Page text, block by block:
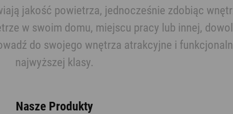
jakość powietrza, jednocześnie zdobiąc
w swoim domu, miejscu pracy lub innej,
do swojego wnętrza atrakcyjne i
najwyższej klasy.
Nasze Produkty